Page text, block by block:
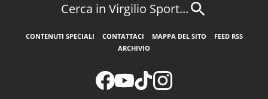
Cerca in Virgilio Sport...
CONTENUTI SPECIALI CONTATTACI MAPPA DEL SITO
FEED RSS
ARCHIVIO